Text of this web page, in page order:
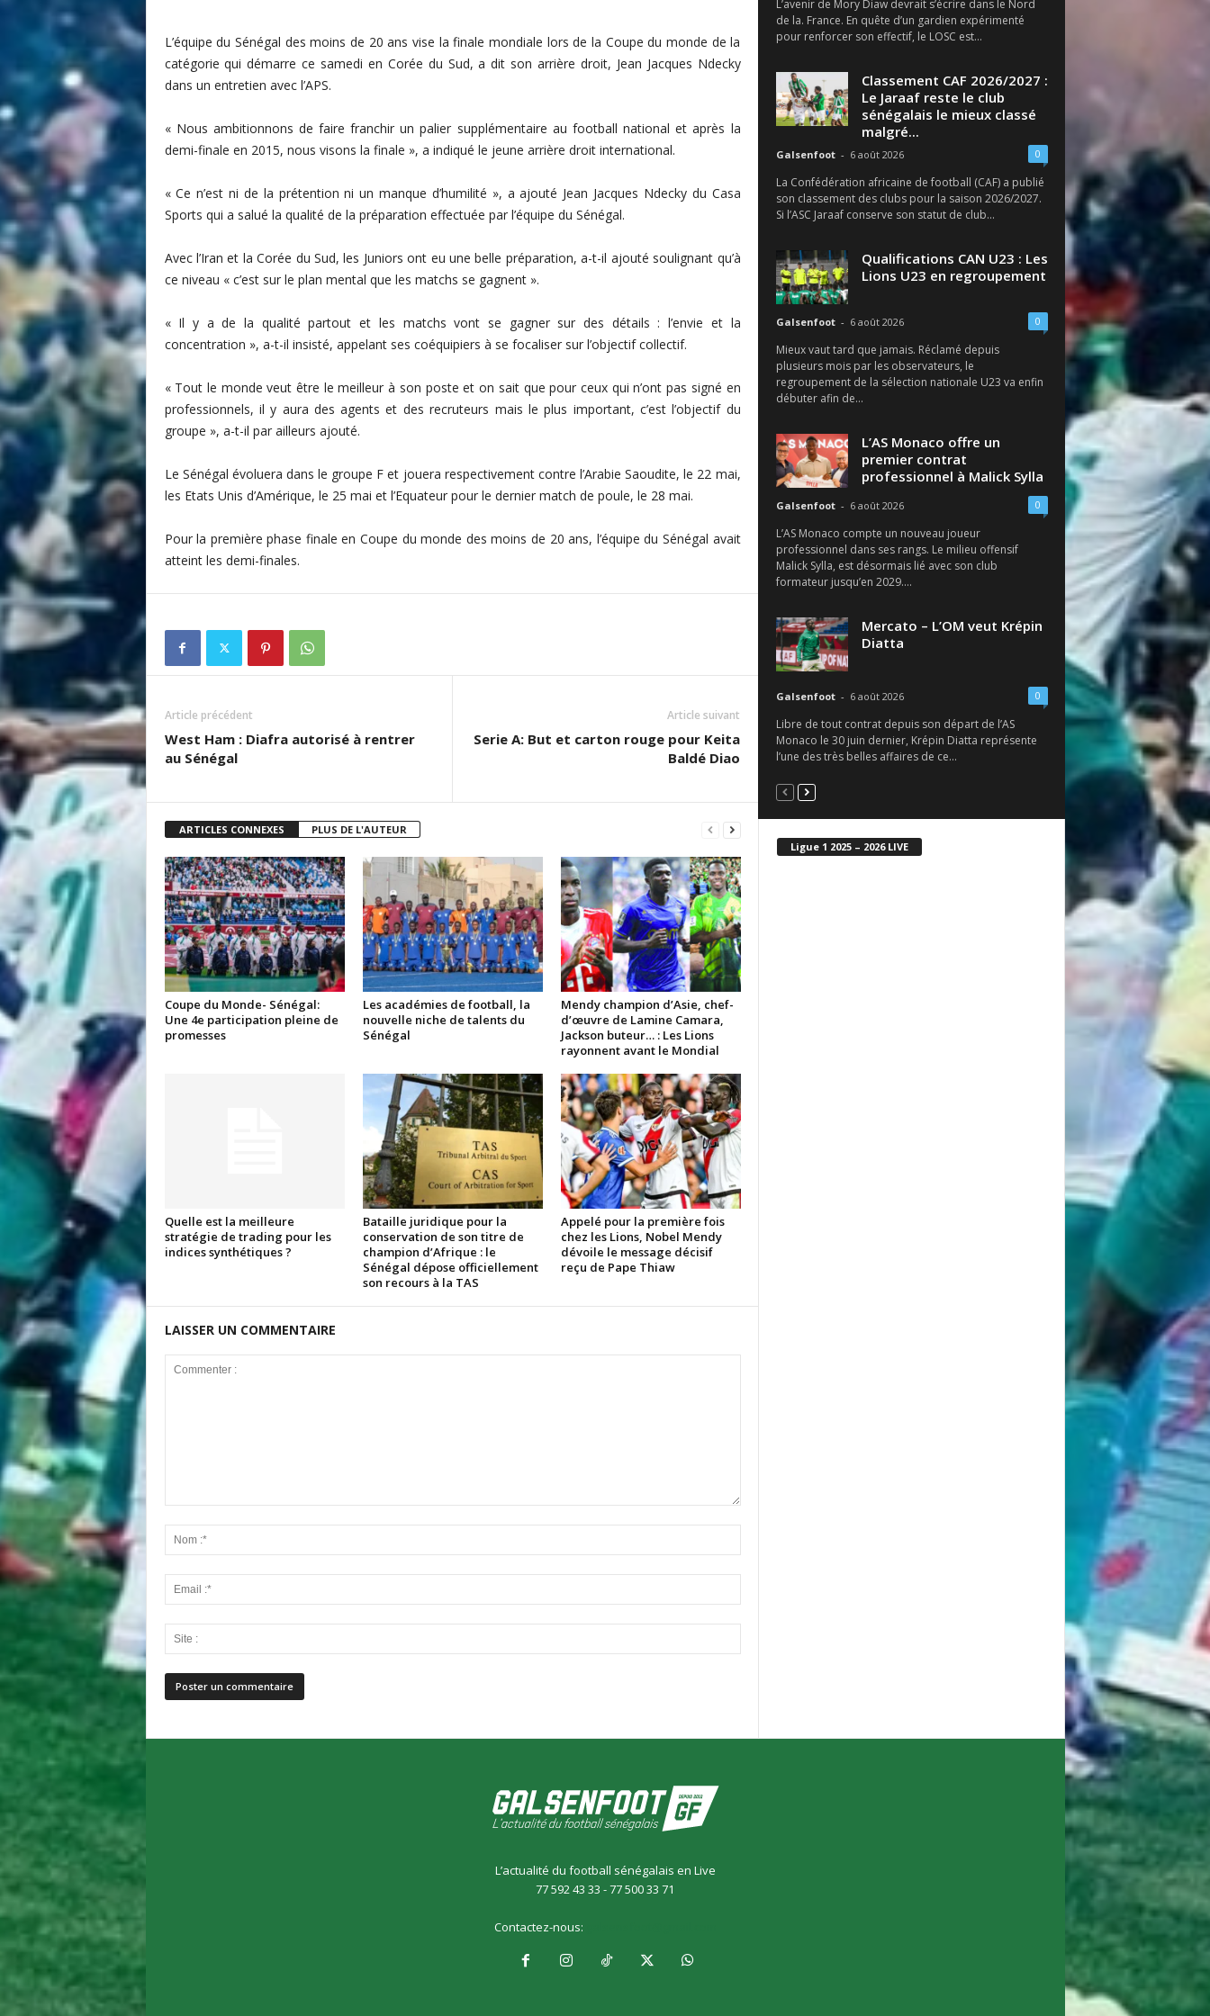
F
t
b
l
l
S
é
g
l
a
i
s
L’équipe du Sénégal des moins de 20 ans vise la finale mondiale lors de la Coupe du monde de la
catégorie qui démarre ce samedi en Corée du Sud, a dit son arrière droit, Jean Jacques Ndecky
dans un entretien avec l’APS.
« Nous ambitionnons de faire franchir un palier supplémentaire au football national et après la
demi-finale en 2015, nous visons la finale », a indiqué le jeune arrière droit international.
« Ce n’est ni de la prétention ni un manque d’humilité », a ajouté Jean Jacques Ndecky du Casa
Sports qui a salué la qualité de la préparation effectuée par l’équipe du Sénégal.
Avec l’Iran et la Corée du Sud, les Juniors ont eu une belle préparation, a-t-il ajouté soulignant qu’à
ce niveau « c’est sur le plan mental que les matchs se gagnent ».
« Il y a de la qualité partout et les matchs vont se gagner sur des détails : l’envie et la
concentration », a-t-il insisté, appelant ses coéquipiers à se focaliser sur l’objectif collectif.
« Tout le monde veut être le meilleur à son poste et on sait que pour ceux qui n’ont pas signé en
professionnels, il y aura des agents et des recruteurs mais le plus important, c’est l’objectif du
groupe », a-t-il par ailleurs ajouté.
Le Sénégal évoluera dans le groupe F et jouera respectivement contre l’Arabie Saoudite, le 22 mai,
les Etats Unis d’Amérique, le 25 mai et l’Equateur pour le dernier match de poule, le 28 mai.
Pour la première phase finale en Coupe du monde des moins de 20 ans, l’équipe du Sénégal avait
atteint les demi-finales.
Article précédent
West Ham : Diafra autorisé à rentrer
au Sénégal
Article suivant
Serie A: But et carton rouge pour Keita
Baldé Diao
ARTICLES CONNEXES PLUS DE L'AUTEUR
Coupe du Monde- Sénégal:
Une 4e participation pleine de
promesses
Les académies de football, la
nouvelle niche de talents du
Sénégal
Mendy champion d’Asie, chef-
d’œuvre de Lamine Camara,
Jackson buteur… : Les Lions
rayonnent avant le Mondial
Quelle est la meilleure
stratégie de trading pour les
indices synthétiques ?
Bataille juridique pour la
conservation de son titre de
champion d’Afrique : le
Sénégal dépose officiellement
son recours à la TAS
Appelé pour la première fois
chez les Lions, Nobel Mendy
dévoile le message décisif
reçu de Pape Thiaw
LAISSER UN COMMENTAIRE
L’avenir de Mory Diaw devrait s’écrire dans le Nord
de la. France. En quête d’un gardien expérimenté
pour renforcer son effectif, le LOSC est...
Classement CAF 2026/2027 :
Le Jaraaf reste le club
sénégalais le mieux classé
malgré...
Galsenfoot - 6 août 2026 0
La Confédération africaine de football (CAF) a publié
son classement des clubs pour la saison 2026/2027.
Si l’ASC Jaraaf conserve son statut de club...
Qualifications CAN U23 : Les
Lions U23 en regroupement
Galsenfoot - 6 août 2026 0
Mieux vaut tard que jamais. Réclamé depuis
plusieurs mois par les observateurs, le
regroupement de la sélection nationale U23 va enfin
débuter afin de...
L’AS Monaco offre un
premier contrat
professionnel à Malick Sylla
Galsenfoot - 6 août 2026 0
L’AS Monaco compte un nouveau joueur
professionnel dans ses rangs. Le milieu offensif
Malick Sylla, est désormais lié avec son club
formateur jusqu’en 2029....
Mercato – L’OM veut Krépin
Diatta
Galsenfoot - 6 août 2026 0
Libre de tout contrat depuis son départ de l’AS
Monaco le 30 juin dernier, Krépin Diatta représente
l’une des très belles affaires de ce...
Ligue 1 2025 – 2026 LIVE
L’actualité du football sénégalais en Live
77 592 43 33 - 77 500 33 71
Contactez-nous: